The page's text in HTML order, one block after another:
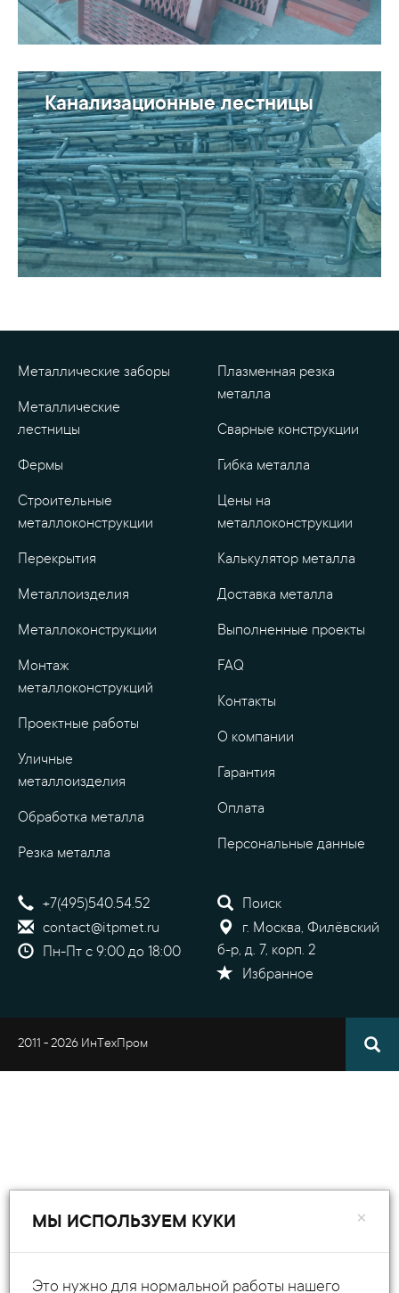
Канализационные лестницы
Металлические заборы
Металлические
лестницы
Фермы
Строительные
металлоконструкции
Перекрытия
Металлоизделия
Металлоконструкции
Монтаж
металлоконструкций
Проектные работы
Уличные
металлоизделия
Обработка металла
Резка металла
Плазменная резка
металла
Сварные конструкции
Гибка металла
Цены на
металлоконструкции
Калькулятор металла
Доставка металла
Выполненные проекты
FAQ
Контакты
О компании
Гарантия
Оплата
Персональные данные
+7(495)540.54.52
contact@itpmet.ru
Пн-Пт с 9:00 до 18:00
Поиск
г. Москва, Филёвский
б-р, д. 7, корп. 2
Избранное
2011 - 2026 ИнТехПром
×
МЫ ИСПОЛЬЗУЕМ КУКИ
Это нужно для нормальной работы нашего